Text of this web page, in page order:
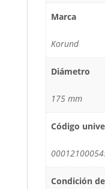
Marca
Korund
Diámetro
175 mm
Código
Condición